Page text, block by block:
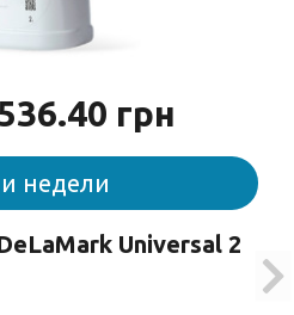
грн
недели
Universal 2